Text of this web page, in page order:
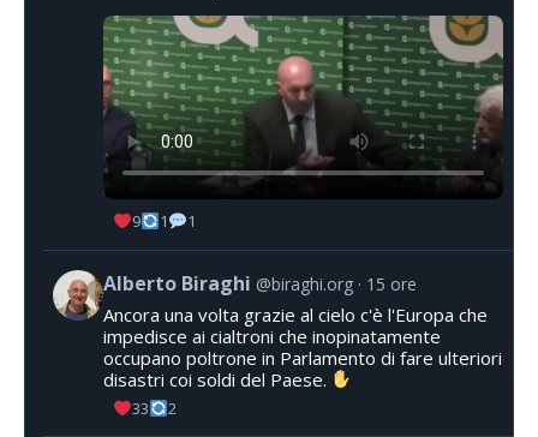
9 1 1
Alberto Biraghi @biraghi.org 15 ore
Ancora una volta grazie al cielo c'è l'Europa che
impedisce ai cialtroni che inopinatamente
occupano poltrone in Parlamento di fare ulteriori
disastri coi soldi del Paese.
33 2